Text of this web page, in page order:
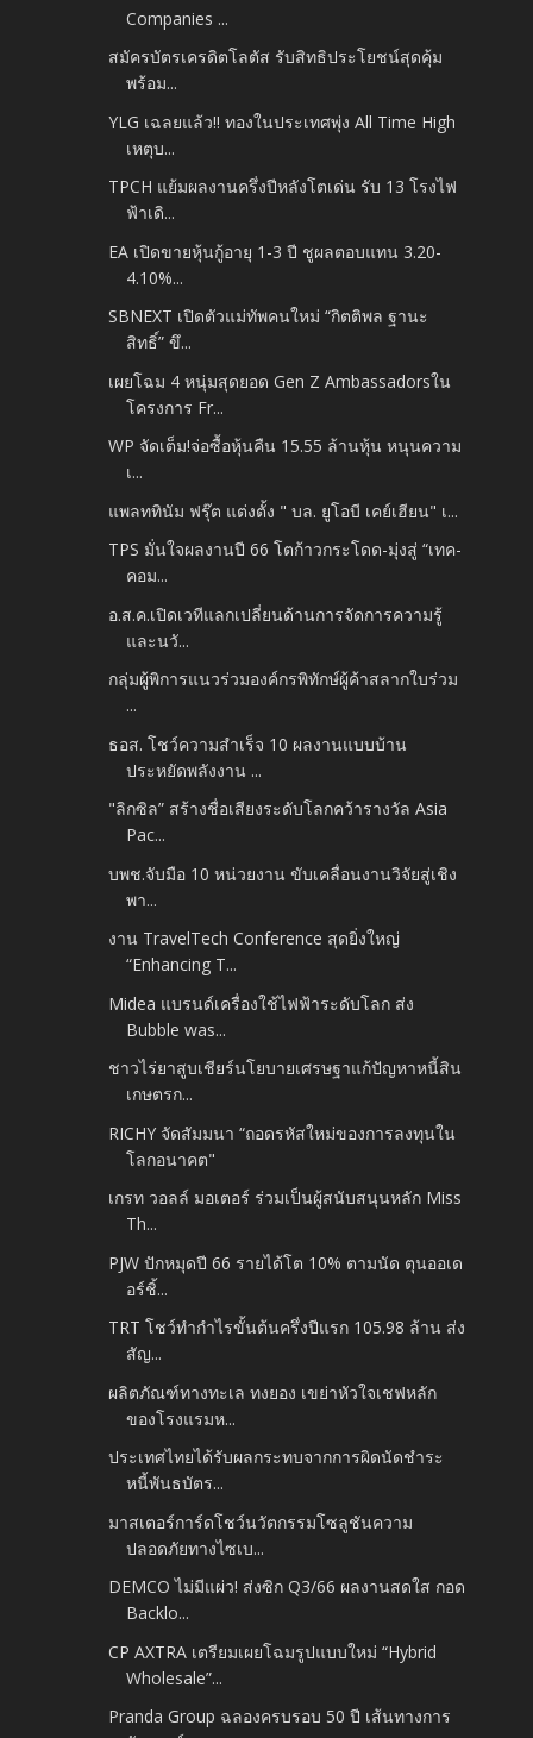
Companies ...
สมัครบัตรเครดิตโลตัส รับสิทธิประโยชน์สุดคุ้ม
พร้อม...
YLG เฉลยแล้ว!! ทองในประเทศพุ่ง All Time High
เหตุบ...
TPCH แย้มผลงานครึ่งปีหลังโตเด่น รับ 13 โรงไฟ
ฟ้าเดิ...
EA เปิดขายหุ้นกู้อายุ 1-3 ปี ชูผลตอบแทน 3.20-
4.10%...
SBNEXT เปิดตัวแม่ทัพคนใหม่ “กิตติพล ฐานะ
สิทธิ์” ขึ...
เผยโฉม 4 หนุ่มสุดยอด Gen Z Ambassadorsใน
โครงการ Fr...
WP จัดเต็ม!จ่อซื้อหุ้นคืน 15.55 ล้านหุ้น หนุนความ
เ...
แพลททินัม ฟรุ๊ต แต่งตั้ง " บล. ยูโอบี เคย์เฮียน" เ...
TPS มั่นใจผลงานปี 66 โตก้าวกระโดด-มุ่งสู่ “เทค-
คอม...
อ.ส.ค.เปิดเวทีแลกเปลี่ยนด้านการจัดการความรู้
และนวั...
กลุ่มผู้พิการแนวร่วมองค์กรพิทักษ์ผู้ค้าสลากใบร่วม
...
ธอส. โชว์ความสำเร็จ 10 ผลงานแบบบ้าน
ประหยัดพลังงาน ...
"ลิกซิล” สร้างชื่อเสียงระดับโลกคว้ารางวัล Asia
Pac...
บพช.จับมือ 10 หน่วยงาน ขับเคลื่อนงานวิจัยสู่เชิง
พา...
งาน TravelTech Conference สุดยิ่งใหญ่
“Enhancing T...
Midea แบรนด์เครื่องใช้ไฟฟ้าระดับโลก ส่ง
Bubble was...
ชาวไร่ยาสูบเชียร์นโยบายเศรษฐาแก้ปัญหาหนี้สิน
เกษตรก...
RICHY จัดสัมมนา “ถอดรหัสใหม่ของการลงทุนใน
โลกอนาคต"
เกรท วอลล์ มอเตอร์ ร่วมเป็นผู้สนับสนุนหลัก Miss
Th...
PJW ปักหมุดปี 66 รายได้โต 10% ตามนัด ตุนออเด
อร์ชิ้...
TRT โชว์ทำกำไรขั้นต้นครึ่งปีแรก 105.98 ล้าน ส่ง
สัญ...
ผลิตภัณฑ์ทางทะเล ทงยอง เขย่าหัวใจเชฟหลัก
ของโรงแรมห...
ประเทศไทยได้รับผลกระทบจากการผิดนัดชำระ
หนี้พันธบัตร...
มาสเตอร์การ์ดโชว์นวัตกรรมโซลูชันความ
ปลอดภัยทางไซเบ...
DEMCO ไม่มีแผ่ว! ส่งซิก Q3/66 ผลงานสดใส กอด
Backlo...
CP AXTRA เตรียมเผยโฉมรูปแบบใหม่ “Hybrid
Wholesale”...
Pranda Group ฉลองครบรอบ 50 ปี เส้นทางการ